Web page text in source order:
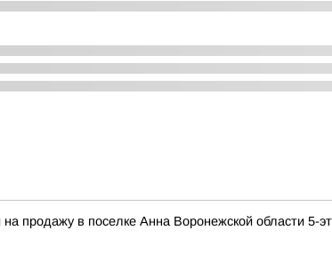
продажу в поселке Анна Воронежской области 5-